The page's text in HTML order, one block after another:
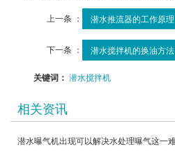
上一条 ： 潜水推流器的工作原
下一条 ： 潜水搅拌机的换油方法
关键词：潜水搅拌机
相关资讯
潜水曝气机出现可以解决水处理曝气这一